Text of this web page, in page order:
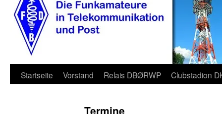
Zum
Startseite Vorstand Relais DBØRWP Clubstadion
Termine